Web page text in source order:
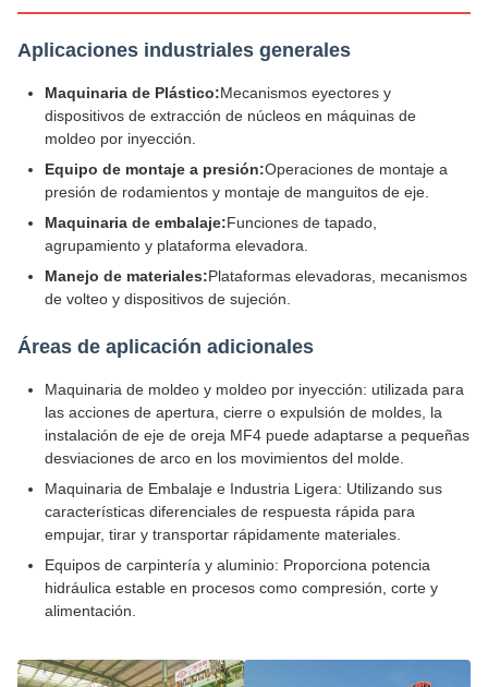
Aplicaciones industriales generales
Maquinaria de Plástico:Mecanismos eyectores y
dispositivos de extracción de núcleos en máquinas de
moldeo por inyección.
Equipo de montaje a presión:Operaciones de montaje a
presión de rodamientos y montaje de manguitos de eje.
Maquinaria de embalaje:Funciones de tapado,
agrupamiento y plataforma elevadora.
Manejo de materiales:Plataformas elevadoras, mecanismos
de volteo y dispositivos de sujeción.
Áreas de aplicación adicionales
Maquinaria de moldeo y moldeo por inyección: utilizada para
las acciones de apertura, cierre o expulsión de moldes, la
instalación de eje de oreja MF4 puede adaptarse a pequeñas
desviaciones de arco en los movimientos del molde.
Maquinaria de Embalaje e Industria Ligera: Utilizando sus
características diferenciales de respuesta rápida para
empujar, tirar y transportar rápidamente materiales.
Equipos de carpintería y aluminio: Proporciona potencia
hidráulica estable en procesos como compresión, corte y
alimentación.